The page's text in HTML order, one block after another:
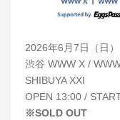
2026年6月7日（日）
渋谷 WWW X /
SHIBUYA XXI
OPEN 13:00 /
※SOLD OUT